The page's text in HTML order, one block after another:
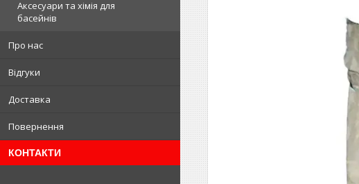
Аксесуари та хімія для
басейнів
Про нас
Відгуки
Доставка
Повернення
КОНТАКТИ